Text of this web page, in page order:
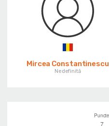
Mircea Constantinescu
Nedefinită